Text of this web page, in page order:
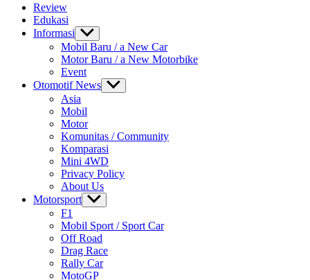
Review
Edukasi
Informasi Show
sub
menu
Mobil Baru / a New Car
Motor Baru / a New Motorbike
Event
Otomotif News Show
sub
Asia
Mobil
Motor
Komunitas / Community
Komparasi
Mini 4WD
Privacy Policy
About Us
Motorsport Show
sub
menu
F1
Mobil Sport / Sport Car
Off Road
Drag Race
Rally Car
MotoGP